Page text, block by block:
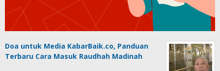
Doa untuk Media KabarBaik.co, Panduan
Terbaru Cara Masuk Raudhah Madinah